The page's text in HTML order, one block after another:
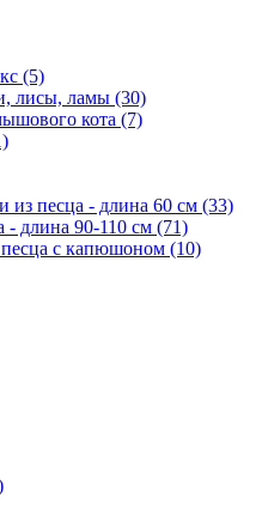
(5)
лисы, ламы (30)
кота (7)
из песца - длина 60 см (33)
длина 90-110 см (71)
с капюшоном (10)